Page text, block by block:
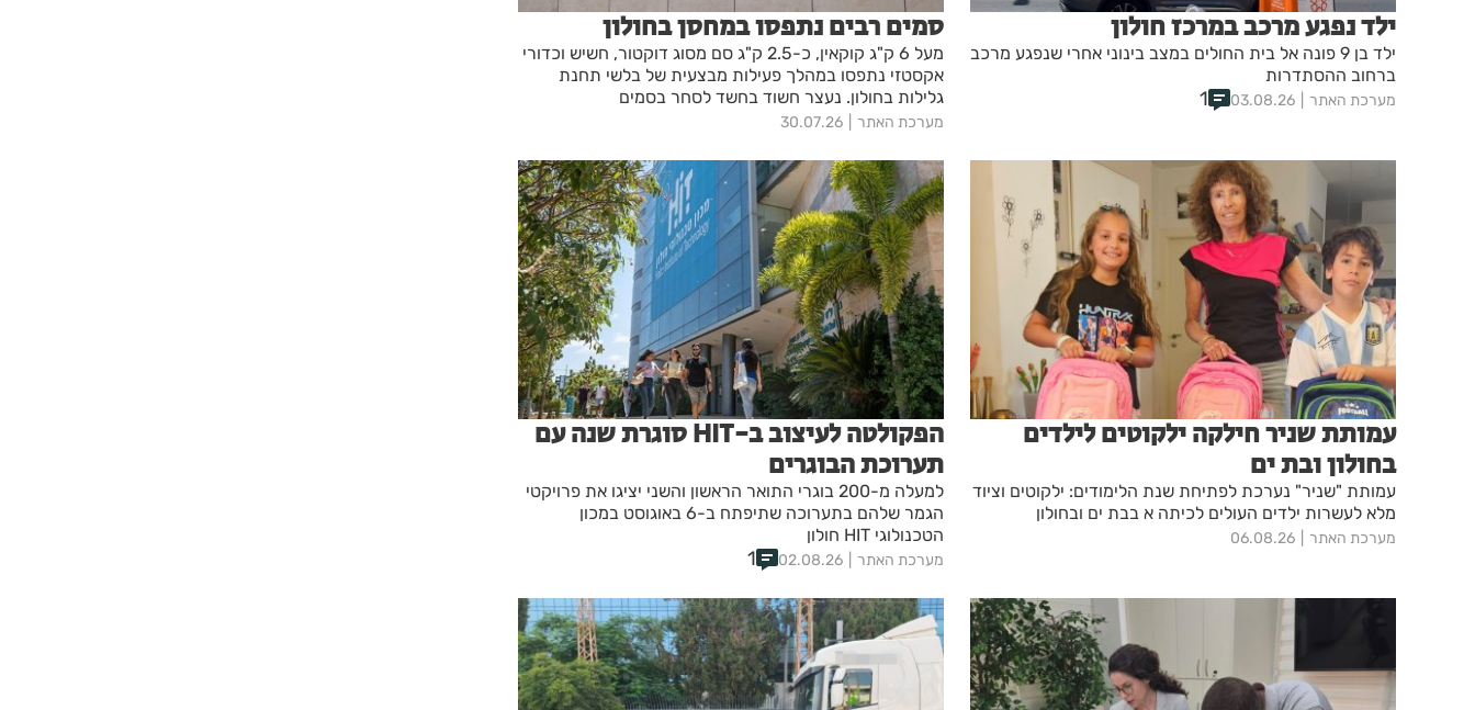
ילד נפגע מרכב במרכז חולון
ילד בן 9 פונה אל בית החולים במצב בינוני אחרי שנפגע מרכב
ברחוב ההסתדרות
מערכת האתר 03.08.26
1
סמים רבים נתפסו במחסן בחולון
מעל 6 ק"ג קוקאין, כ-2.5 ק"ג סם מסוג דוקטור, חשיש וכדורי
אקסטזי נתפסו במהלך פעילות מבצעית של בלשי תחנת
גלילות בחולון. נעצר חשוד בחשד לסחר בסמים
מערכת האתר 30.07.26
עמותת שניר חילקה ילקוטים לילדים
בחולון ובת ים
עמותת "שניר" נערכת לפתיחת שנת הלימודים: ילקוטים וציוד
מלא לעשרות ילדים העולים לכיתה א בבת ים ובחולון
מערכת האתר 06.08.26
הפקולטה לעיצוב ב-HIT סוגרת שנה עם
תערוכת הבוגרים
למעלה מ-200 בוגרי התואר הראשון והשני יציגו את פרויקטי
הגמר שלהם בתערוכה שתיפתח ב-6 באוגוסט במכון
הטכנולוגי HIT חולון
מערכת האתר 02.08.26
1